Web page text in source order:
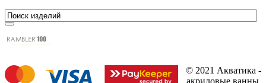
© 2021 Акватика -
акриловые ванны.